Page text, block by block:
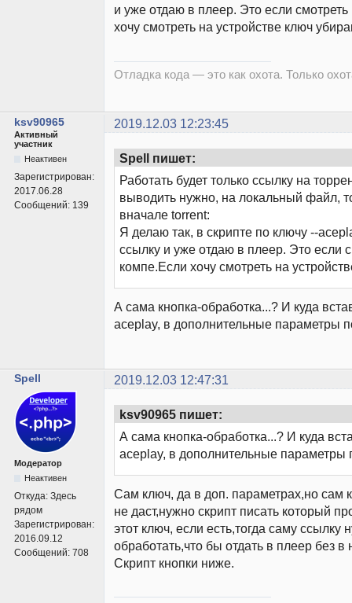
и уже отдаю в плеер. Это если
хочу смотреть на устройстве ключ
Отладка кода — это как охота. Только
ksv90965 2019.12.03 12:23:45
Активный
участник
Неактивен
Зарегистрирован:
2017.06.28
Сообщений: 139
Spell пишет:
Работать будет только ссылку на
выводить нужно, на локальный файл,
вначале torrent:
Я делаю так, в скрипте по ключу --
ссылку и уже отдаю в плеер. Это если
компе.Если хочу смотреть на
А сама кнопка-обработка...? И куда
aceplay, в дополнительные параметры
Spell 2019.12.03 12:47:31
Модератор
Неактивен
Откуда: Здесь
рядом
Зарегистрирован:
2016.09.12
Сообщений: 708
ksv90965 пишет:
А сама кнопка-обработка...? И куда
aceplay, в дополнительные параметры
Сам ключ, да в доп. параметрах,но сам
не даст,нужно скрипт писать который
этот ключ, если есть,тогда саму ссылку
обработать,что бы отдать в плеер без
Скрипт кнопки ниже.